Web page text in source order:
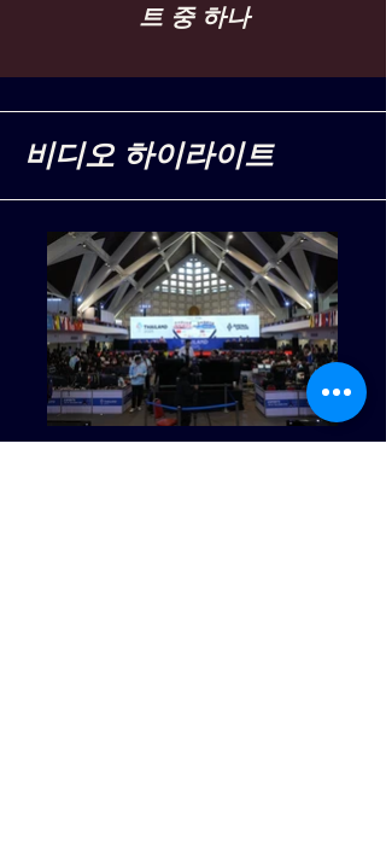
트 중 하나
비디오 하이라이트